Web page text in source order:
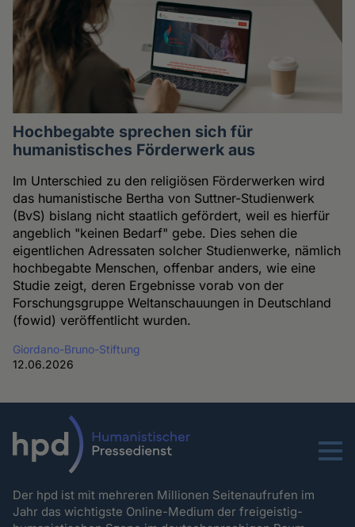
Hochbegabte sprechen sich für
humanistisches Förderwerk aus
Im Unterschied zu den religiösen Förderwerken wird
das humanistische Bertha von Suttner-Studienwerk
(BvS) bislang nicht staatlich gefördert, weil es hierfür
angeblich "keinen Bedarf" gebe. Dies sehen die
eigentlichen Adressaten solcher Studienwerke, nämlich
hochbegabte Menschen, offenbar anders, wie eine
Studie zeigt, deren Ergebnisse vorab von der
Forschungsgruppe Weltanschauungen in Deutschland
(fowid) veröffentlicht wurden.
Giordano-Bruno-Stiftung
12.06.2026
Menu
Der hpd ist mit mehreren Millionen Seitenaufrufen im
Jahr das wichtigste Online-Medium der freigeistig-